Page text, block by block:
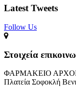
Latest Tweets
Follow Us​
Στοιχεία
ΦΑΡΜΑΚΕΙΟ
Πλατεία Σοφοκλή